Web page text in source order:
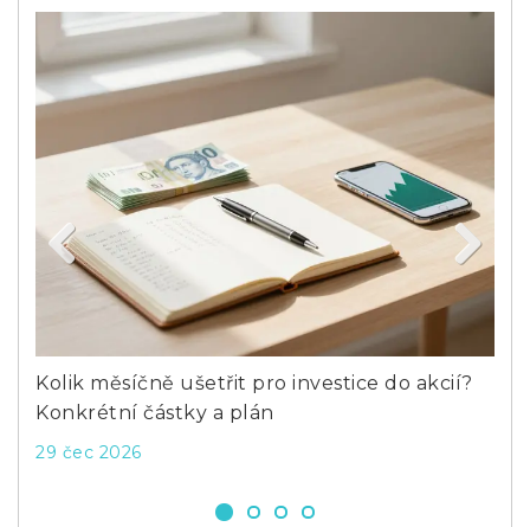
Kolik měsíčně ušetřit pro investice do akcií?
Konkrétní částky a plán
29 čec 2026
Previous Next